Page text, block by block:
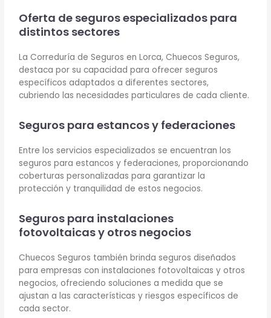
Oferta de seguros especializados para
distintos sectores
La Correduría de Seguros en Lorca, Chuecos Seguros,
destaca por su capacidad para ofrecer seguros
específicos adaptados a diferentes sectores,
cubriendo las necesidades particulares de cada cliente.
Seguros para estancos y federaciones
Entre los servicios especializados se encuentran los
seguros para estancos y federaciones, proporcionando
coberturas personalizadas para garantizar la
protección y tranquilidad de estos negocios.
Seguros para instalaciones
fotovoltaicas y otros negocios
Chuecos Seguros también brinda seguros diseñados
para empresas con instalaciones fotovoltaicas y otros
negocios, ofreciendo soluciones a medida que se
ajustan a las características y riesgos específicos de
cada sector.